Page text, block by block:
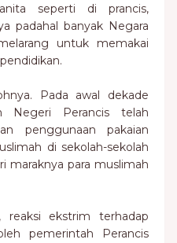
seperti di prancis,
padahal banyak Negara
untuk memakai
Pada awal dekade
Negeri Perancis telah
penggunaan pakaian
di sekolah-sekolah
maraknya para muslimah
reaksi ekstrim terhadap
pemerintah Perancis